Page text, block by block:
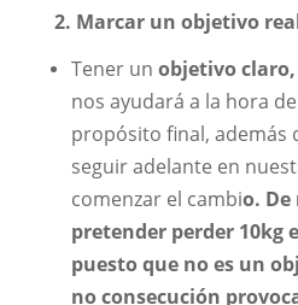
2. Marcar un objetivo
Tener un objetivo claro,
nos ayudará a la hora
propósito final, además
seguir adelante en
comenzar el cambio.
pretender perder 10kg
puesto que no es un
no consecución